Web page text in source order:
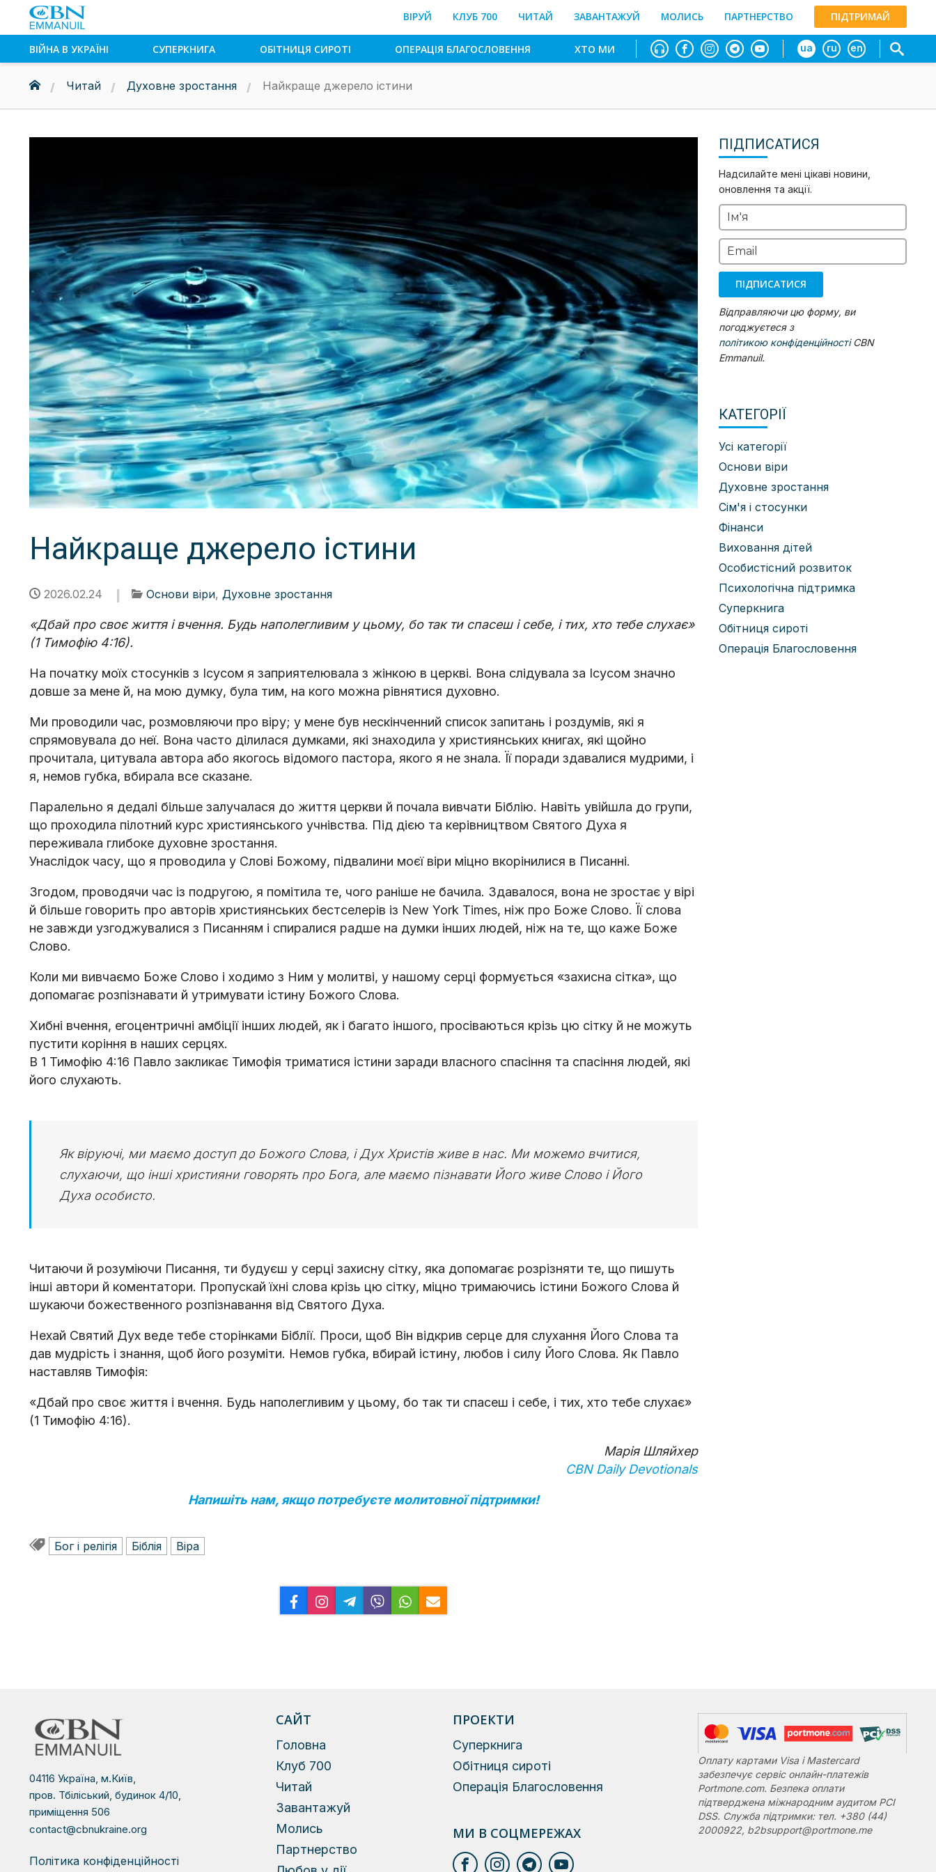
ВІРУЙ КЛУБ 700 ЧИТАЙ ЗАВАНТАЖУЙ МОЛИСЬ ПАРТНЕРСТВО ПІДТРИМАЙ
ВІЙНА В УКРАЇНІ СУПЕРКНИГА ОБІТНИЦЯ СИРОТІ ОПЕРАЦІЯ БЛАГОСЛОВЕННЯ ХТО МИ ua ru en
Читай Духовне зростання Найкраще джерело істини
Найкраще джерело істини
2026.02.24 Основи віри, Духовне зростання
«Дбай про своє життя і вчення. Будь наполегливим у цьому, бо так ти спасеш і себе, і тих, хто тебе слухає»
(1 Тимофію 4:16).
На початку моїх стосунків з Ісусом я заприятелювала з жінкою в церкві. Вона слідувала за Ісусом значно
довше за мене й, на мою думку, була тим, на кого можна рівнятися духовно.
Ми проводили час, розмовляючи про віру; у мене був нескінченний список запитань і роздумів, які я
спрямовувала до неї. Вона часто ділилася думками, які знаходила у християнських книгах, які щойно
прочитала, цитувала автора або якогось відомого пастора, якого я не знала. Її поради здавалися мудрими, і
я, немов губка, вбирала все сказане.
Паралельно я дедалі більше залучалася до життя церкви й почала вивчати Біблію. Навіть увійшла до групи,
що проходила пілотний курс християнського учнівства. Під дією та керівництвом Святого Духа я
переживала глибоке духовне зростання.
Унаслідок часу, що я проводила у Слові Божому, підвалини моєї віри міцно вкорінилися в Писанні.
Згодом, проводячи час із подругою, я помітила те, чого раніше не бачила. Здавалося, вона не зростає у вірі
й більше говорить про авторів християнських бестселерів із New York Times, ніж про Боже Слово. Її слова
не завжди узгоджувалися з Писанням і спиралися радше на думки інших людей, ніж на те, що каже Боже
Слово.
Коли ми вивчаємо Боже Слово і ходимо з Ним у молитві, у нашому серці формується «захисна сітка», що
допомагає розпізнавати й утримувати істину Божого Слова.
Хибні вчення, егоцентричні амбіції інших людей, як і багато іншого, просіваються крізь цю сітку й не можуть
пустити коріння в наших серцях.
В 1 Тимофію 4:16 Павло закликає Тимофія триматися істини заради власного спасіння та спасіння людей, які
його слухають.
Як віруючі, ми маємо доступ до Божого Слова, і Дух Христів живе в нас. Ми можемо вчитися,
слухаючи, що інші християни говорять про Бога, але маємо пізнавати Його живе Слово і Його
Духа особисто.
Читаючи й розуміючи Писання, ти будуєш у серці захисну сітку, яка допомагає розрізняти те, що пишуть
інші автори й коментатори. Пропускай їхні слова крізь цю сітку, міцно тримаючись істини Божого Слова й
шукаючи божественного розпізнавання від Святого Духа.
Нехай Святий Дух веде тебе сторінками Біблії. Проси, щоб Він відкрив серце для слухання Його Слова та
дав мудрість і знання, щоб його розуміти. Немов губка, вбирай істину, любов і силу Його Слова. Як Павло
наставляв Тимофія:
«Дбай про своє життя і вчення. Будь наполегливим у цьому, бо так ти спасеш і себе, і тих, хто тебе слухає»
(1 Тимофію 4:16).
Марія Шляйхер
CBN Daily Devotionals
Напишіть нам, якщо потребуєте молитовної підтримки!
Бог і релігія Біблія Віра
ПІДПИСАТИСЯ
Надсилайте мені цікаві новини,
оновлення та акції.
Ім'я
Email
ПІДПИСАТИСЯ
Відправляючи цю форму, ви
погоджуєтеся з
політикою конфіденційностіCBN
Emmanuil.
КАТЕГОРІЇ
Усі категорії
Основи віри
Духовне зростання
Сім'я і стосунки
Фінанси
Виховання дітей
Особистісний розвиток
Психологічна підтримка
Суперкнига
Обітниця сироті
Операція Благословення
04116 Україна, м.Київ,
пров. Тбіліський, будинок 4/10,
приміщення 506
contact@cbnukraine.org
Політика конфіденційності
САЙТ
Головна
Клуб 700
Читай
Завантажуй
Молись
Партнерство
ПРОЕКТИ
Суперкнига
Обітниця сироті
Операція Благословення
МИ В СОЦМЕРЕЖАХ
Оплату картами Visa і Mastercard
забезпечує сервіс онлайн-платежів
Portmone.com. Безпека оплати
підтверджена міжнародним аудитом PCI
DSS. Служба підтримки: тел. +380 (44)
2000922, b2bsupport@portmone.me